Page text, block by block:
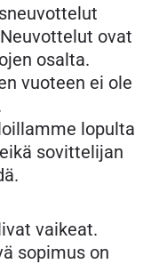
ovat
osalta.
vuoteen ei ole
lopulta
sovittelijan
vaikeat.
sopimus on